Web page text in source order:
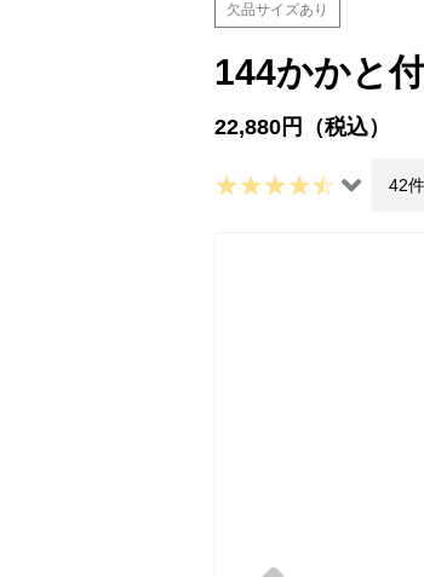
欠品サイズあり
144かかと
22,880円（税込）
42